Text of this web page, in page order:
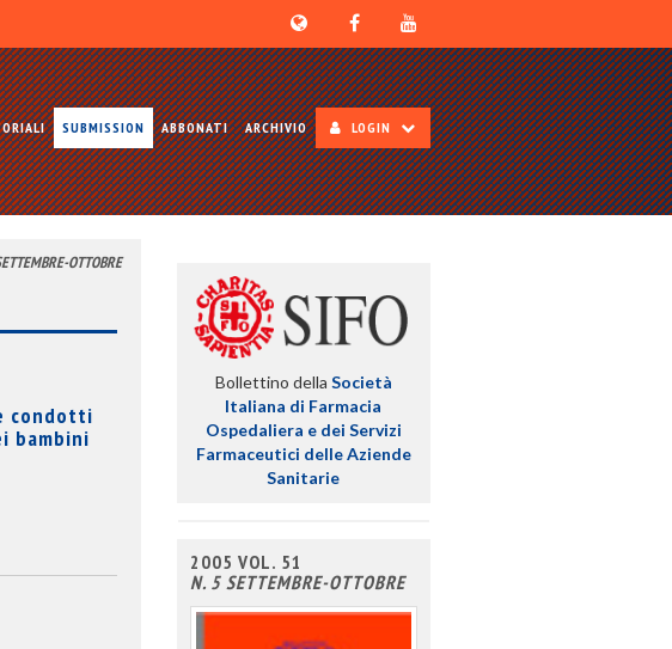
SUBMISSION ABBONATI ARCHIVIO LOGIN
OTTOBRE
condotti
bambini
Bollettino della Società
Italiana di Farmacia
Ospedaliera e dei Servizi
Farmaceutici delle Aziende
Sanitarie
2005 VOL. 51
N. 5 SETTEMBRE-OTTOBRE